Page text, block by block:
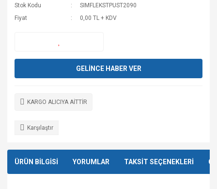
Stok Kodu
SIMFLEKSTPUST2090
Fiyat
0,00 TL + KDV
GELİNCE HABER VER
KARGO ALICIYA AİTTİR
Karşılaştır
ÜRÜN BİLGİSİ YORUMLAR TAKSİT SEÇENEKLERİ